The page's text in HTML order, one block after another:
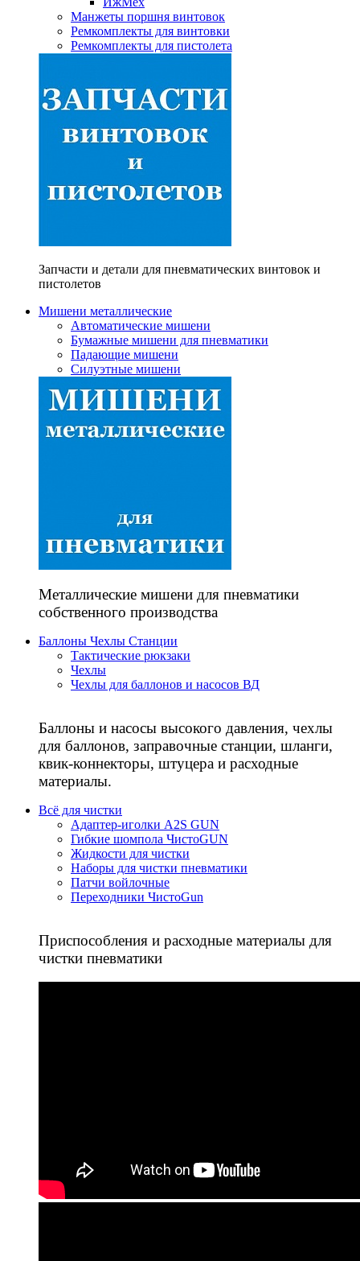
Манжеты поршня винтовок
Ремкомплекты для винтовки
Ремкомплекты для пистолета
Запчасти и детали для пневматических винтовок и
пистолетов
Мишени металлические
Автоматические мишени
Бумажные мишени для пневматики
Падающие мишени
Силуэтные мишени
Металлические мишени для пневматики
собственного производства
Баллоны Чехлы Станции
Тактические рюкзаки
Чехлы
Чехлы для баллонов и насосов ВД
Баллоны и насосы высокого давления, чехлы
для баллонов, заправочные станции, шланги,
квик-коннекторы, штуцера и расходные
материалы.
Всё для чистки
Адаптер-иголки A2S GUN
Гибкие шомпола ЧистоGUN
Жидкости для чистки
Наборы для чистки пневматики
Патчи войлочные
Переходники ЧистоGun
Приспособления и расходные материалы для
чистки пневматики